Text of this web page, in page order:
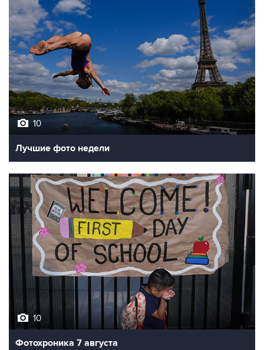
10
Лучшие фото недели
10
Фотохроника 7 августа